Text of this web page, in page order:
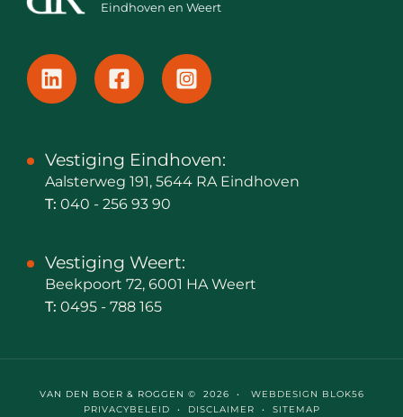
Eindhoven en Weert
Vestiging Eindhoven:
Aalsterweg 191, 5644 RA Eindhoven
T: 040 - 256 93 90
Vestiging Weert:
Beekpoort 72, 6001 HA Weert
T: 0495 - 788 165
VAN DEN BOER & ROGGEN © 2026 •
WEBDESIGN BLOK56
PRIVACYBELEID • DISCLAIMER • SITEMAP